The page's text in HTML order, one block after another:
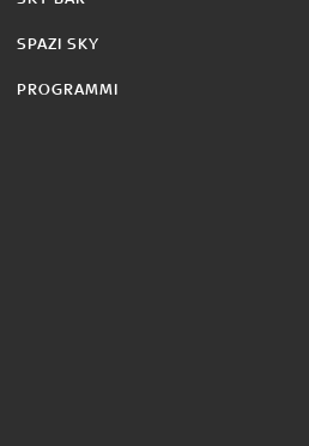
SPAZI SKY
PROGRAMMI